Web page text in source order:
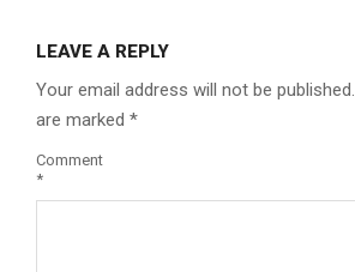
LEAVE A REPLY
Your email address will not be published.
are marked *
Comment
*